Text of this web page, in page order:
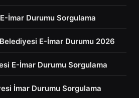
İmar Durumu Sorgulama
E-İmar Durumu 2026
E-İmar Durumu Sorgulama
İmar Durumu Sorgulama